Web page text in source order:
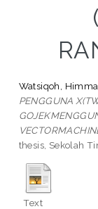
Watsiqoh,
PENGGUNA
thesis, Sekolah
Text